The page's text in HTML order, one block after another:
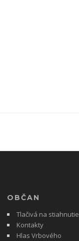
OBČAN
Tlačivá na stiahnutie
Kontakty
Hlas Vrbového